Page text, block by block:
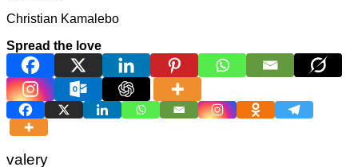
Christian Kamalebo
Spread the love
valery